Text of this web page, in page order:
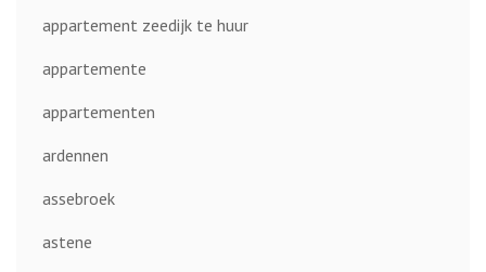
appartement zeedijk te huur
appartemente
appartementen
ardennen
assebroek
astene